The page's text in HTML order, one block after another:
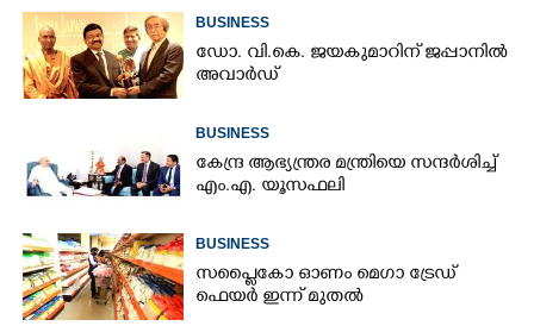
BUSINESS
ഡോ. വി.കെ. ജയകുമാറിന് ജപ്പാനിൽ
അവാർഡ്
BUSINESS
കേന്ദ്ര ആഭ്യന്ത്രര മന്ത്രിയെ സന്ദർശിച്ച്
എം.എ. യൂസഫലി
BUSINESS
സപ്ലൈകോ ഓണം മെഗാ ട്രേഡ്
ഫെയർ ഇന്ന് മുതൽ